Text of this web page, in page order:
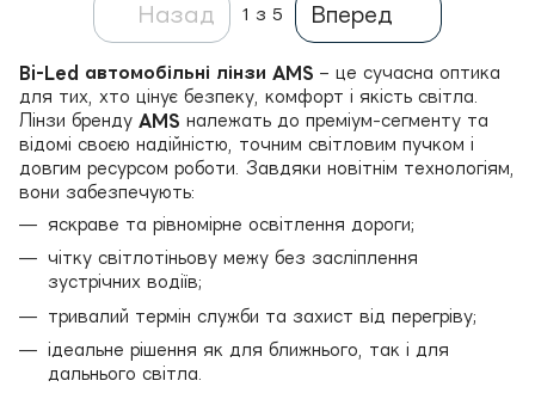
Назад 1 з 5 Вперед
Bi-Led автомобільні лінзи AMS – це сучасна оптика
для тих, хто цінує безпеку, комфорт і якість світла.
Лінзи бренду AMS належать до преміум-сегменту та
відомі своєю надійністю, точним світловим пучком і
довгим ресурсом роботи. Завдяки новітнім технологіям,
вони забезпечують:
яскраве та рівномірне освітлення дороги;
чітку світлотіньову межу без засліплення
зустрічних водіїв;
тривалий термін служби та захист від перегріву;
ідеальне рішення як для ближнього, так і для
дальнього світла.